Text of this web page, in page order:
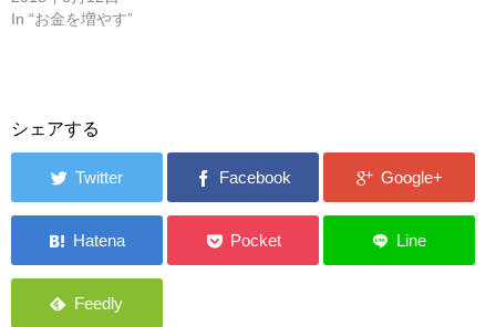
In “お金を増やす”
シェアする